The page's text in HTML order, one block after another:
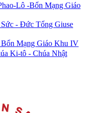
Lô -Bổn Mạng Giáo
- Đức Tổng Giuse
Mạng Giáo Khu IV
Ki-tô - Chúa Nhật